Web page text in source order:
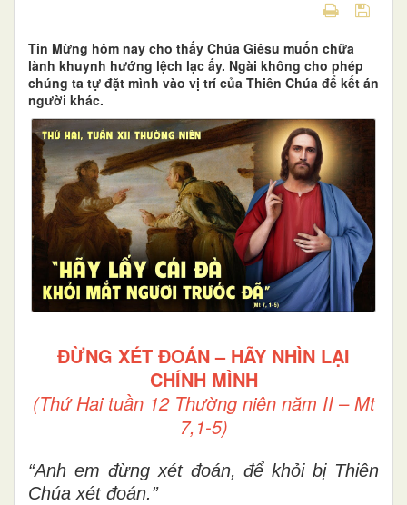
Tin Mừng hôm nay cho thấy Chúa Giêsu muốn chữa
lành khuynh hướng lệch lạc ấy. Ngài không cho phép
chúng ta tự đặt mình vào vị trí của Thiên Chúa để kết án
người khác.
ĐỪNG XÉT ĐOÁN – HÃY NHÌN LẠI
CHÍNH MÌNH
(Thứ Hai tuần 12 Thường niên năm II – Mt
7,1-5)
“Anh em đừng xét đoán, để khỏi bị Thiên
Chúa xét đoán.”